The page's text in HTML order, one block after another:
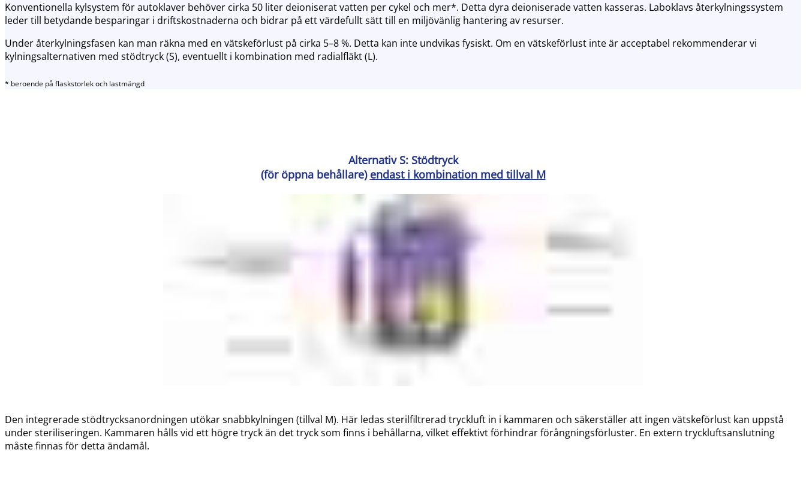
Konventionella kylsystem för autoklaver behöver cirka 50 liter deioniserat vatten per cykel och mer*. Detta dyra deioniserade vatten kasseras. Laboklavs återkylningssystem
leder till betydande besparingar i driftskostnaderna och bidrar på ett värdefullt sätt till en miljövänlig hantering av resurser.
Under återkylningsfasen kan man räkna med en vätskeförlust på cirka 5–8 %. Detta kan inte undvikas fysiskt. Om en vätskeförlust inte är acceptabel rekommenderar vi
kylningsalternativen med stödtryck (S), eventuellt i kombination med radialfläkt (L).
* beroende på flaskstorlek och lastmängd
Alternativ S: Stödtryck
(för öppna behållare) endast i kombination med tillval M
Den integrerade stödtrycksanordningen utökar snabbkylningen (tillval M). Här ledas sterilfiltrerad tryckluft in i kammaren och säkerställer att ingen vätskeförlust kan uppstå
under steriliseringen. Kammaren hålls vid ett högre tryck än det tryck som finns i behållarna, vilket effektivt förhindrar förångningsförluster. En extern tryckluftsanslutning
måste finnas för detta ändamål.